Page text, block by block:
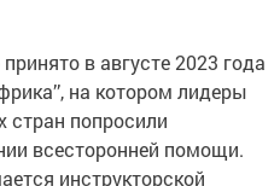
в августе 2023 года
на котором лидеры
стран попросили
всесторонней помощи.
инструкторской